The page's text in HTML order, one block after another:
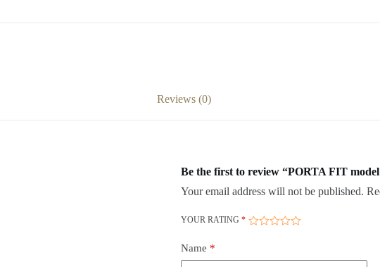
Reviews (0)
Be the first to review “PORTA FIT
Your email address will not be published.
YOUR RATING *
Name *